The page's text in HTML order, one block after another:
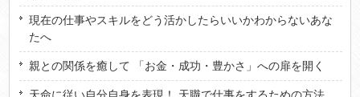
現在の仕事やスキルをどう活かしたらいいかわからないあな
たへ
親との関係を癒して 「お金・成功・豊かさ」への扉を開く